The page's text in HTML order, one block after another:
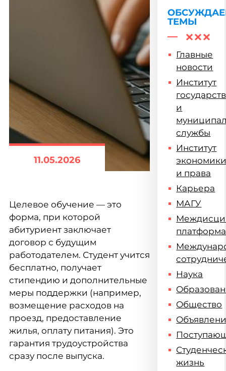
11.05.2026
Целевое обучение — это
форма, при которой
абитуриент заключает
договор с будущим
работодателем. Студент учится
бесплатно, получает
стипендию и дополнительные
меры поддержки (например,
возмещение расходов на
проезд, предоставление
жилья, оплату питания). Это
гарантия трудоустройства
сразу после выпуска.
ТЕМЫ
Главные
новости
Институт
и
службы
Институт
и права
Карьера
МАГУ
платформа
Наука
Общество
жизнь